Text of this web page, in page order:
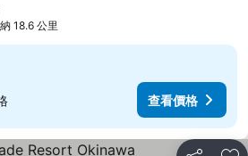
18.6 公里
查看價格